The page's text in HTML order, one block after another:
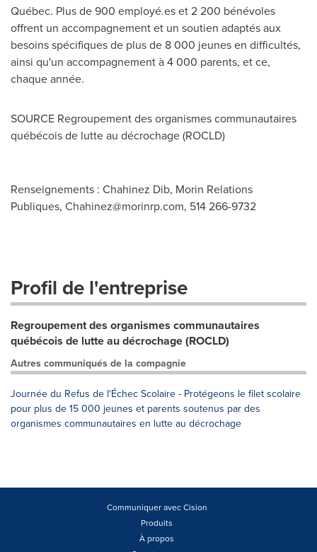
Québec. Plus de 900 employé.es et 2 200 bénévoles
offrent un accompagnement et un soutien adaptés aux
besoins spécifiques de plus de 8 000 jeunes en difficultés,
ainsi qu'un accompagnement à 4 000 parents, et ce,
chaque année.
SOURCE Regroupement des organismes communautaires
québécois de lutte au décrochage (ROCLD)
Renseignements : Chahinez Dib, Morin Relations
Publiques, Chahinez@morinrp.com, 514 266-9732
Profil de l'entreprise
Regroupement des organismes communautaires
québécois de lutte au décrochage (ROCLD)
Autres communiqués de la compagnie
Journée du Refus de l'Échec Scolaire - Protégeons le filet scolaire
pour plus de 15 000 jeunes et parents soutenus par des
organismes communautaires en lutte au décrochage
Communiquer avec Cision
Produits
À propos